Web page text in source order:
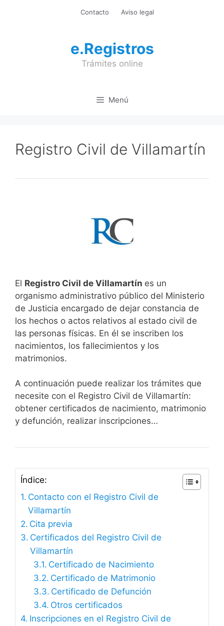
Contacto Aviso legal
e.Registros
Trámites online
Menú
Registro Civil de Villamartín
El Registro Civil de Villamartín es un
organismo administrativo público del Ministerio
de Justicia encargado de dejar constancia de
los hechos o actos relativos al estado civil de
las personas físicas. En él se inscriben los
nacimientos, los fallecimientos y los
matrimonios.
A continuación puede realizar los trámites que
necesite con el Registro Civil de Villamartín:
obtener certificados de nacimiento, matrimonio
y defunción, realizar inscripciones…
Índice:
Contacto con el Registro Civil de
Villamartín
Cita previa
Certificados del Registro Civil de
Villamartín
Certificado de Nacimiento
Certificado de Matrimonio
Certificado de Defunción
Otros certificados
Inscripciones en el Registro Civil de